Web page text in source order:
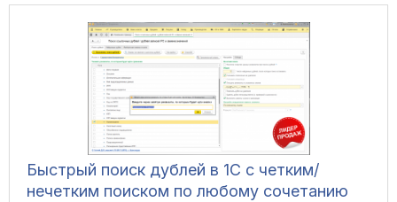
Быстрый поиск дублей в 1С с четким/
нечетким поиском по любому сочетанию